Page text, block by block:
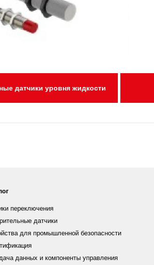
датчики уровня жидкости
переключения
датчики
для промышленной безопасности
данных и компоненты управления